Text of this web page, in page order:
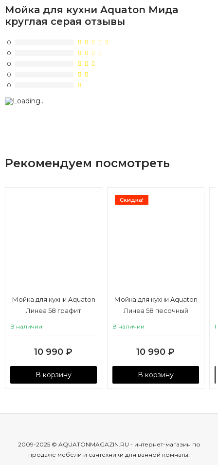
Мойка для кухни Aquaton Мида
круглая серая отзывы
0
0
0
0
0
Рекомендуем посмотреть
Мойка для кухни Aquaton
Линеа 58 графит
В наличии
10 990 ₽
В корзину
Скидка!
Мойка для кухни Aquaton
Линеа 58 песочный
В наличии
10 990 ₽
В корзину
2009-2025 © AQUATONMAGAZIN.RU - интернет-магазин по
продаже мебели и сантехники для ванной комнаты.